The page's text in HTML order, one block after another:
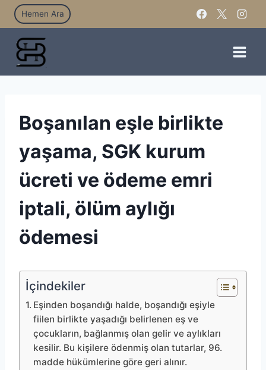
Hemen Ara
Boşanılan eşle birlikte
yaşama, SGK kurum
ücreti ve ödeme emri
iptali, ölüm aylığı
ödemesi
İçindekiler
Eşinden boşandığı halde, boşandığı eşiyle
fiilen birlikte yaşadığı belirlenen eş ve
çocukların, bağlanmış olan gelir ve aylıkları
kesilir. Bu kişilere ödenmiş olan tutarlar, 96.
madde hükümlerine göre geri alınır.